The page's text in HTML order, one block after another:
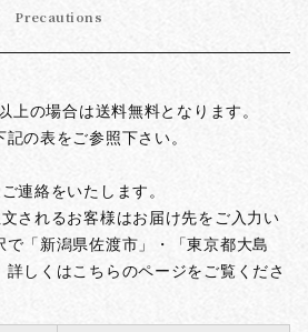
Precautions
上の場合は送料無料となります。
の表をご参照下さい。
連絡をいたします。
されるお客様はお届け先をご入力い
で「新潟県佐渡市」・「東京都大島
しくはこちらのページをご覧くださ